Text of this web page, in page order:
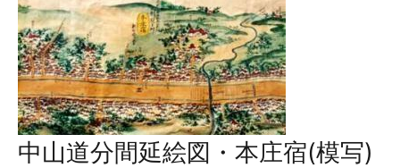
中山道分間延絵図・本庄宿(模写)